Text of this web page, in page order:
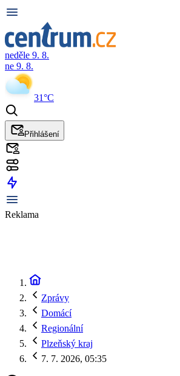
neděle 9. 8.
ne 9. 8.
31°C
Přihlášení
Reklama
Zprávy
Domácí
Regionální
Plzeňský kraj
7. 7. 2026, 05:35